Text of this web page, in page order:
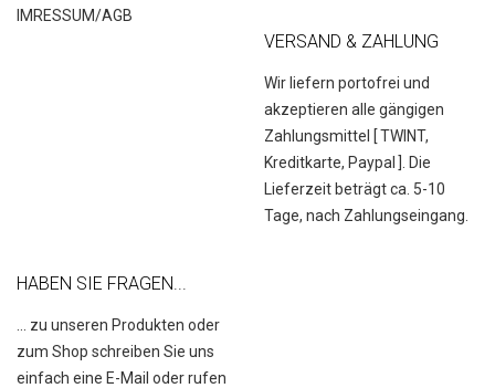
IMRESSUM/AGB
VERSAND & ZAHLUNG
Wir liefern portofrei und
akzeptieren alle gängigen
Zahlungsmittel [TWINT,
Kreditkarte, Paypal
]. Die
Lieferzeit beträgt ca. 5-10
Tage, nach Zahlungseingang.
HABEN SIE FRAGEN...
... zu unseren Produkten oder
zum Shop schreiben Sie uns
einfach eine E-Mail oder rufen